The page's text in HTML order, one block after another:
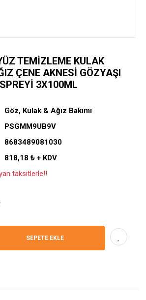
TEMIZLEME KULAK
ÇENE AKNESI GÖZYAŞI
3X100ML
Göz, Kulak & Ağız Bakımı
PSGMM9UB9V
8683489081030
818,18 ₺ + KDV
taksitlerle!!
SEPETE EKLE